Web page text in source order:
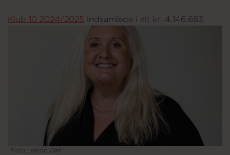
Genbrug
Klub 10 2024/2025 indsamlede i alt kr. 4.146.683.
Foto: Jakob Dall